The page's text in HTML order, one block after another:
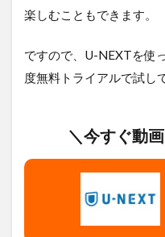
楽しむこともできます。
ですので、U-NEXTを使
度無料トライアルで試し
＼今すぐ動